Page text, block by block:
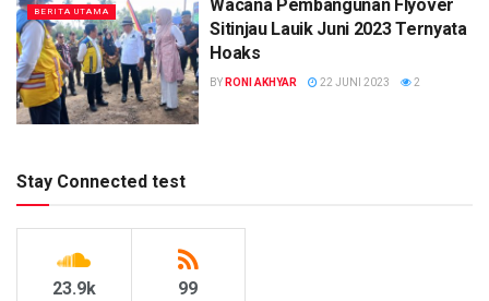
BERITA UTAMA
Wacana Pembangunan Flyover
Sitinjau Lauik Juni 2023 Ternyata
Hoaks
BY RONI AKHYAR 22 JUNI 2023 2
Stay Connected test
23.9k 99